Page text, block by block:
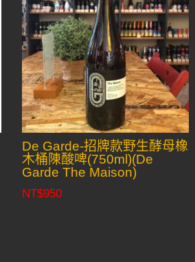
De Garde-招牌款野生酵母橡
木桶陳酸啤(750ml)(De
Garde The Maison)
NT$950